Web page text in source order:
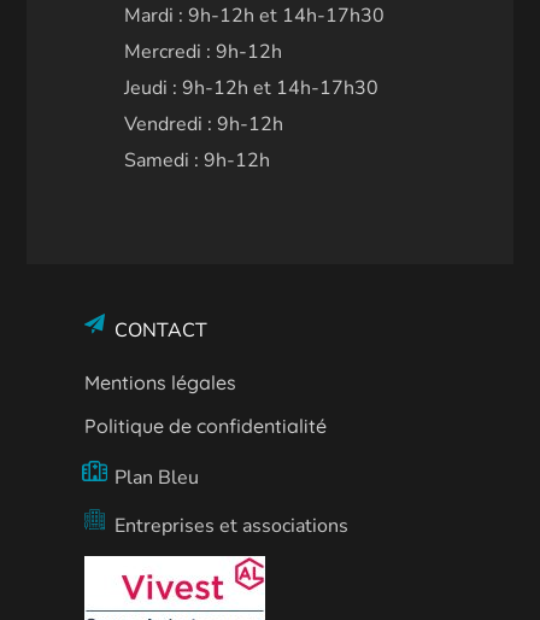
Mardi : 9h-12h et 14h-17h30
Mercredi : 9h-12h
Jeudi : 9h-12h et 14h-17h30
Vendredi : 9h-12h
Samedi : 9h-12h
CONTACT
Mentions légales
Politique de confidentialité
Plan Bleu
Entreprises et associations